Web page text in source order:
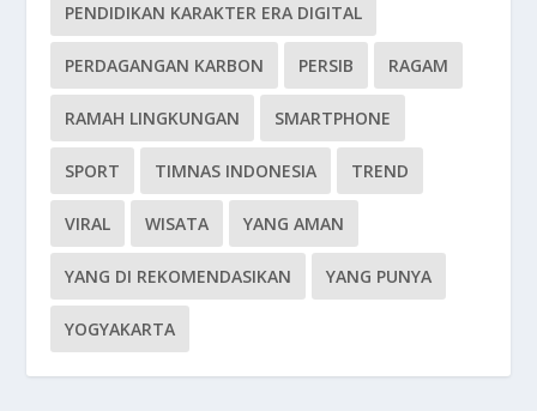
PENDIDIKAN KARAKTER ERA DIGITAL
PERDAGANGAN KARBON PERSIB RAGAM
RAMAH LINGKUNGAN SMARTPHONE
SPORT TIMNAS INDONESIA TREND
VIRAL WISATA YANG AMAN
YANG DI REKOMENDASIKAN YANG PUNYA
YOGYAKARTA